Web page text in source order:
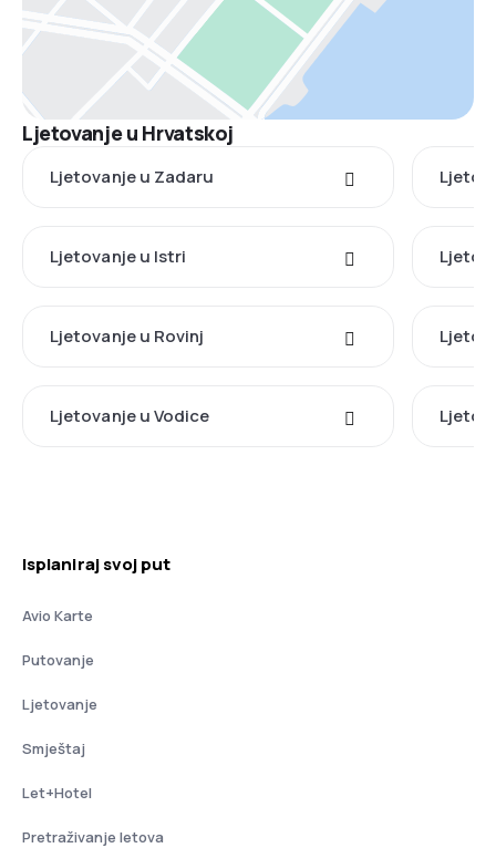
Ljetovanje u Hrvatskoj
Ljetovanje u Zadaru
Ljetovanje u Istri
Ljetovanje u Rovinj
Ljetovanje u Vodice
Isplaniraj svoj put
Avio Karte
Putovanje
Ljetovanje
Smještaj
Let+Hotel
Pretraživanje letova